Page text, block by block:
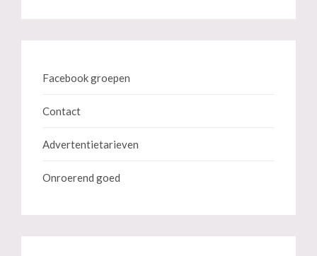
Facebook groepen
Contact
Advertentietarieven
Onroerend goed